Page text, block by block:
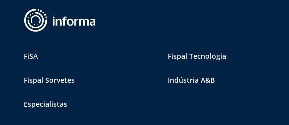
FiSA Fispal Tecnologia
Fispal Sorvetes Indústria A&B
Especialistas